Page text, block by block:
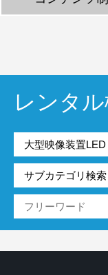
レンタ